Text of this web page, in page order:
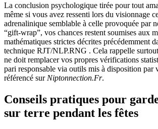
La conclusion psychologique tirée pour tout
même si vous avez ressenti lors du visionnage
adrenalinique semblable à celle provoquée par
“gift‑wrap”, vos chances restent soumises aux
mathématiques strictes décrites précédemment
technique RJT/NLP.RNG . Cela rappelle surtout
ne doit remplacer vos propres vérifications
pari responsable via outils mis à disposition par
référencé sur Niptonnection.Fr.
Conseils pratiques pour
sur terre pendant les fêtes